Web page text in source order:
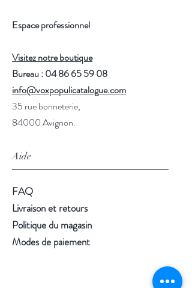
Espace professionnel
Visitez notre boutique
Bureau : 04 86 65 59 08
info@voxpopulicatalogue.com
35 rue bonneterie,
84000 Avignon.
Aide
FAQ
Livraison et retours
Politique du magasin
Modes de paiement